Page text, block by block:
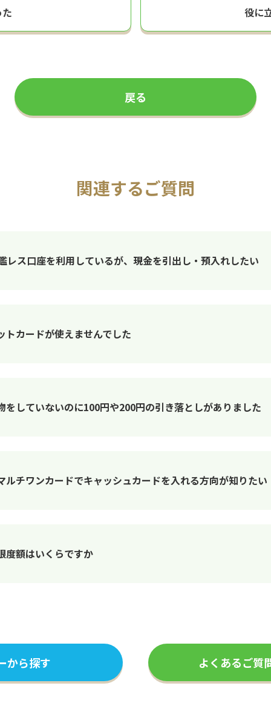
役に
戻る
関連するご質問
レス口座を利用しているが、現金を引出し・預入れしたい
カードが使えませんでした
していないのに100円や200円の引き落としがありました
チワンカードでキャッシュカードを入れる方向が知りたい
度額はいくらですか
から探す よくあるご質